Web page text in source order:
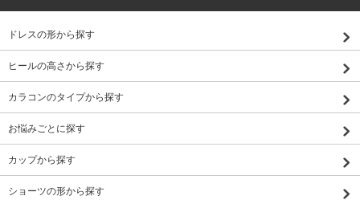
ドレスの形から探す
ヒールの高さから探す
カラコンのタイプから探す
お悩みごとに探す
カップから探す
ショーツの形から探す